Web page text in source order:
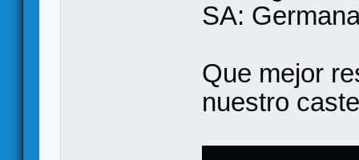
SA:
Que mejor
nuestro